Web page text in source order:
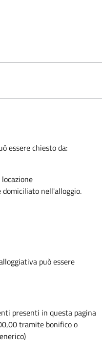
essere chiesto da:
domiciliato nell'alloggio.
può essere
presenti in questa pagina
tramite bonifico o